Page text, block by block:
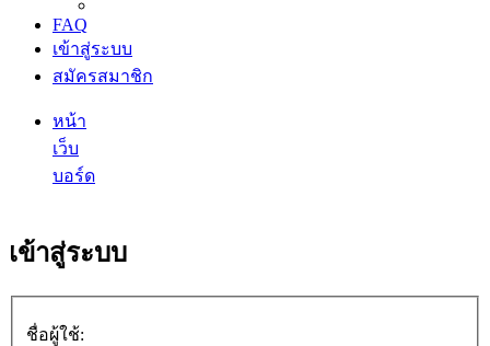
FAQ
เข้าสู่ระบบ
สมัครสมาชิก
หน้า
เว็บ
บอร์ด
เข้าสู่ระบบ
ชื่อผู้ใช้: